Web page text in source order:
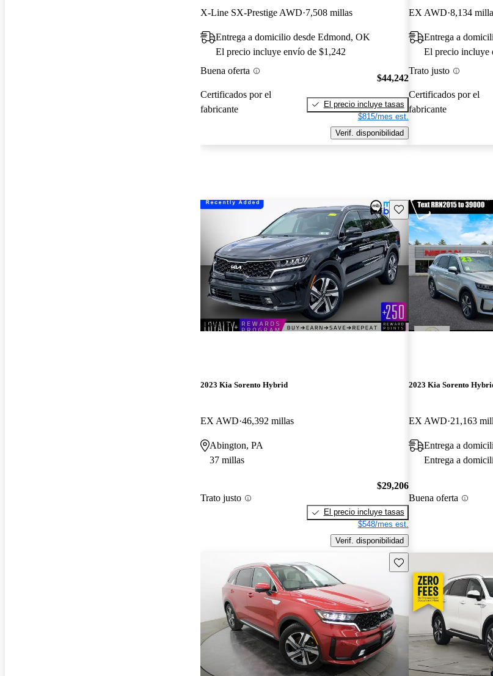
X-Line SX-Prestige AWD 7,508 millas
Entrega a domicilio desde Edmond, OK
El precio incluye envío de $1,242
Buena oferta
Certificados por el
fabricante
$44,242
El precio incluye tasas
$815/mes est.
Verif. disponibilidad
EX AWD 8,134
Entrega a
El precio incluye
Trato justo
Certificados por el
fabricante
¡Nuevo!
Guarda este Aviso
2023 Kia Sorento Hybrid
EX AWD 46,392 millas
Abington, PA
37 millas
Trato justo
$29,206
El precio incluye tasas
$548/mes est.
Verif. disponibilidad
2023 Kia Sorento
EX AWD 21,163
Entrega a
Entrega a
Buena oferta
Guarda este Aviso